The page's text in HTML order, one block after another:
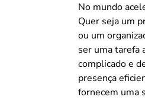
No mundo
Quer seja um
ou um
ser uma tarefa
complicado e
presença
fornecem uma